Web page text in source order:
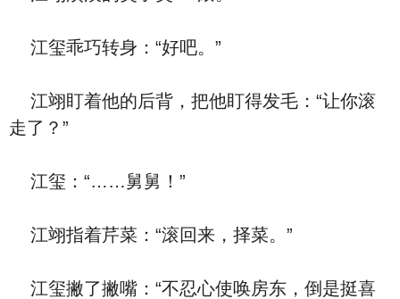
江玺乖巧转身：“好吧。”
江翊盯着他的后背，把他盯得发毛：“让你滚
走了？”
江玺：“……舅舅！”
江翊指着芹菜：“滚回来，择菜。”
江玺撇了撇嘴：“不忍心使唤房东，倒是挺喜